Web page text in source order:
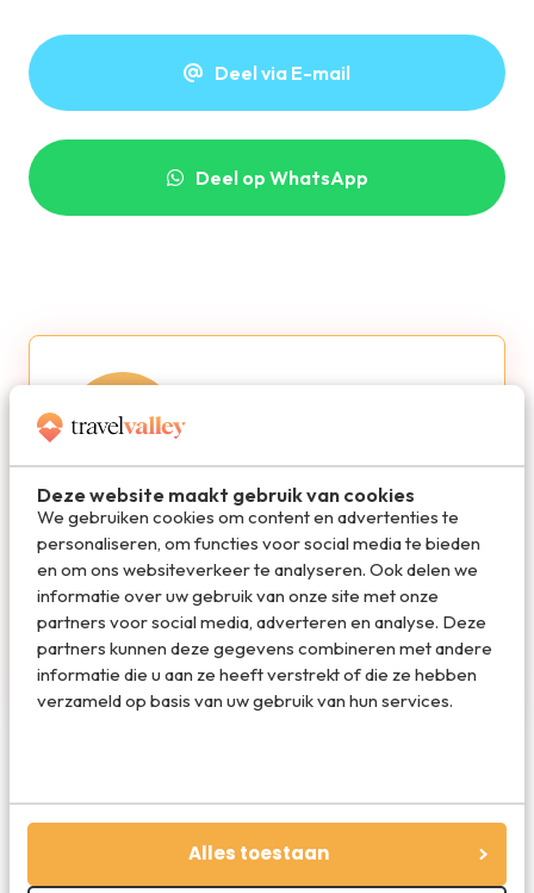
Deze website maakt gebruik van cookies
We gebruiken cookies om content en advertenties te
personaliseren, om functies voor social media te bieden
en om ons websiteverkeer te analyseren. Ook delen we
informatie over uw gebruik van onze site met onze
partners voor social media, adverteren en analyse. Deze
partners kunnen deze gegevens combineren met andere
informatie die u aan ze heeft verstrekt of die ze hebben
verzameld op basis van uw gebruik van hun services.
Alles toestaan
Deel via E-mail
Deel op WhatsApp
Redactie Travelvalley
De redactie van Travelvalley houd je op de
hoogte van reisnieuws en trends in de reiswereld.
Volg ons ook via TikTok, Facebook en Instagram
en mis niets!